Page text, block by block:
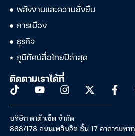
พลังงานและความยั่งยืน
การเมือง
ธุรกิจ
ภูมิทัศน์สื่อไทยปีล่าสุด
ติดตามเราได้ที่
บริษัท ดาต้าเซ็ต จำกัด
888/178 ถนนเพลินจิต ชั้น 17 อาคารมหา